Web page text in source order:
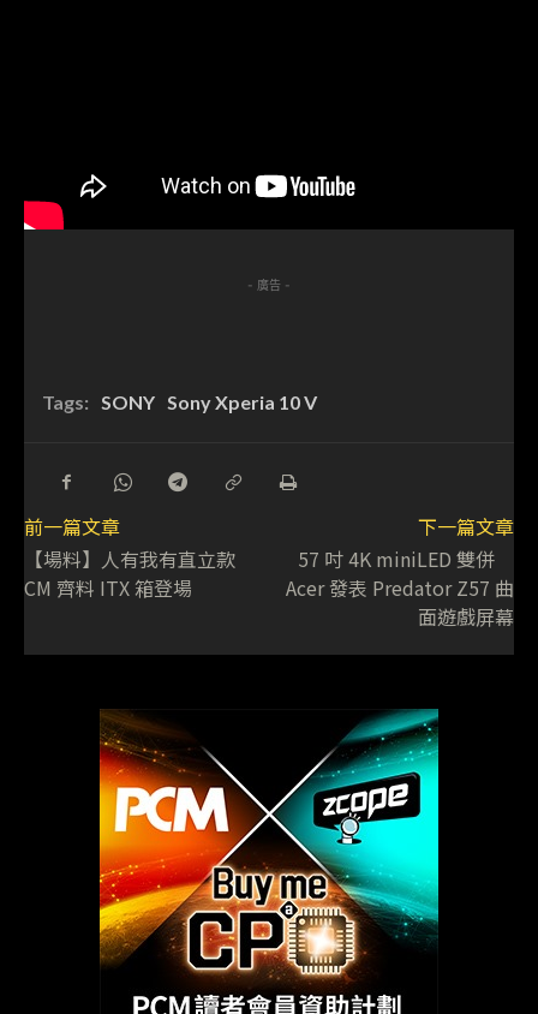
- 廣告 -
Tags: SONY Sony Xperia 10 V
前一篇文章
【場料】人有我有直立款
CM 齊料 ITX 箱登場
下一篇文章
57 吋 4K miniLED 雙併
Acer 發表 Predator Z57 曲
面遊戲屏幕